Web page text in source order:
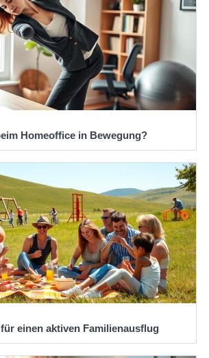
Homeoffice in Bewegung?
einen aktiven Familienausflug